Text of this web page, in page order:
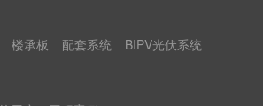
楼承板 配套系统 BIPV光伏系统